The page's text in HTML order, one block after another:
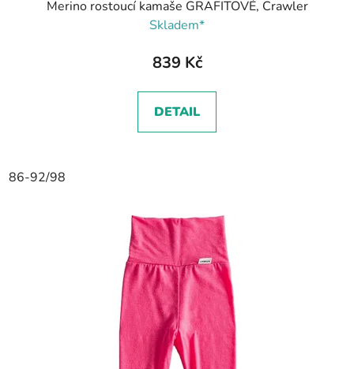
Merino rostoucí kamaše GRAFITOVÉ, Crawler
Skladem*
839 Kč
DETAIL
86-92/98